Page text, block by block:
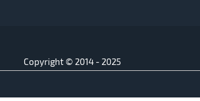
Copyright © 2014 - 2025